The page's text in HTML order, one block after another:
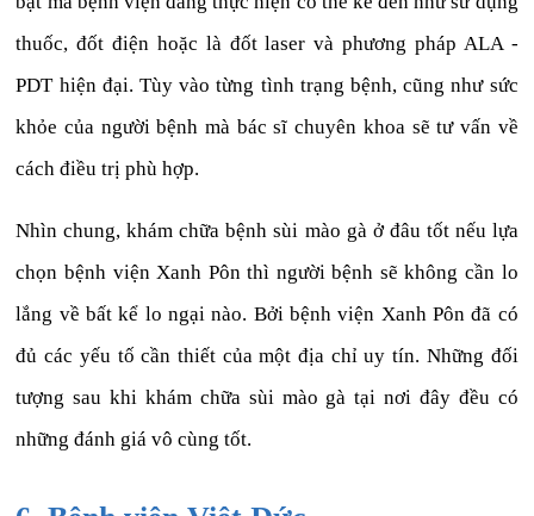
thuốc, đốt điện hoặc là đốt laser và phương pháp ALA -
PDT hiện đại. Tùy vào từng tình trạng bệnh, cũng như sức
khỏe của người bệnh mà bác sĩ chuyên khoa sẽ tư vấn về
cách điều trị phù hợp.
Nhìn chung, khám chữa bệnh sùi mào gà ở đâu tốt nếu lựa
chọn bệnh viện Xanh Pôn thì người bệnh sẽ không cần lo
lắng về bất kể lo ngại nào. Bởi bệnh viện Xanh Pôn đã có
đủ các yếu tố cần thiết của một địa chỉ uy tín. Những đối
tượng sau khi khám chữa sùi mào gà tại nơi đây đều có
những đánh giá vô cùng tốt.